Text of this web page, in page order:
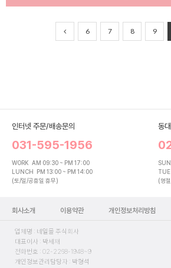
6 7 8 9
인터넷 주문/배송문의
031-595-1956
WORK AM 09:30 ~ PM 17:00
LUNCH PM 13:00 ~ PM 14:00
(토/일/공휴일 휴무)
동
(명
회사소개 이용약관 개인정보처리방침
업체명 : 네일몰 주식회사
대표이사 : 박세재
전화번호 : 02-2268-1948~9
개인정보관리담당자 : 박형석